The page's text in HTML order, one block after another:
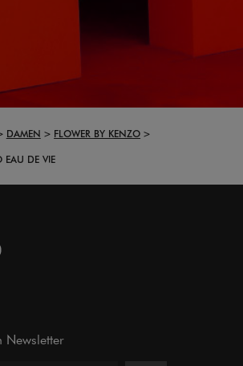
DAMEN
FLOWER BY KENZO
EAU DE VIE
Newsletter